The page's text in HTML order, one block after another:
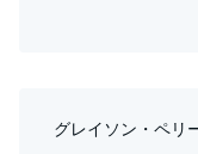
グレイソン・ペリ